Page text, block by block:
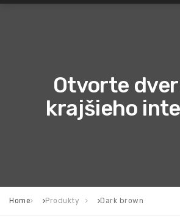
Otvorte
krajšieho
Home Produkty Dark brown